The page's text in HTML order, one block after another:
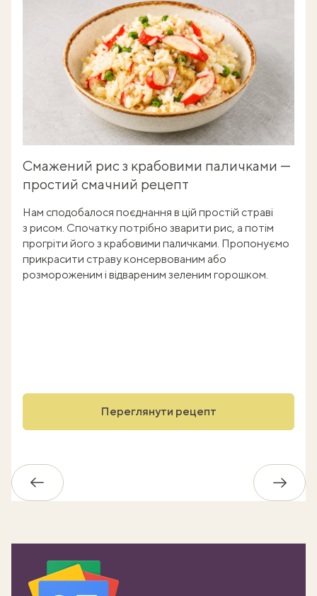
Смажений рис з крабовими паличками —
простий смачний рецепт
Нам сподобалося поєднання в цій простій страві
з рисом. Спочатку потрібно зварити рис, а потім
прогріти його з крабовими паличками. Пропонуємо
прикрасити страву консервованим або
розмороженим і відвареним зеленим горошком.
Переглянути рецепт
Назад